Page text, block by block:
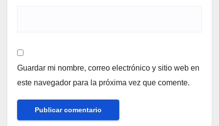
Guardar mi nombre, correo electrónico y sitio web en
este navegador para la próxima vez que comente.